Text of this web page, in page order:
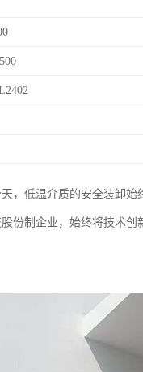
，低温介质的安全装卸
份制企业，始终将技术